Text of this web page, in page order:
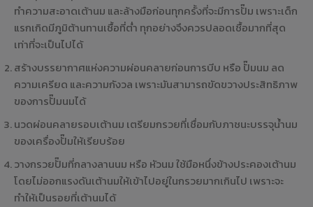
ทำความสะอาดเต้านม และล้างมือก่อนทุกครั้งที่จะมีการปั๊ม เพราะเด็ก
แรกเกิดมีภูมิต้านทานเชื้อที่ต่ำ ทุกอย่างจึงควรปลอดเชื้อมากที่สุด
เท่าที่จะเป็นไปได้
สร้างบรรยากาศแห่งความผ่อนคลายก่อนการบีบ หรือ ปั๊มนม ลด
ความเครียด และความกังวล เพราะมันสามารถขัดขวางประสิทธิภาพ
ของการปั๊มนมได้
นวดผ่อนคลายรอบเต้านม เตรียมกรวยที่เชื่อมกับภาชนะบรรจุน้ำนม
ของเครื่องปั๊มให้เรียบร้อย
วางกรวยปั๊มที่กลางลานนม หรือ หัวนม ใช้มือหนึ่งข้างประคองเต้านม
โดยไม่ออกแรงดันเต้านมให้เข้าไปอยู่ในกรวยมากเกินไป เพราะจะ
ทำให้เป็นรอยที่เต้านมได้